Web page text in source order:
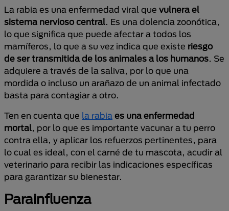
La rabia es una enfermedad viral que vulnera el
sistema nervioso central. Es una dolencia zoonótica,
lo que significa que puede afectar a todos los
mamíferos, lo que a su vez indica que existe riesgo
de ser transmitida de los animales a los humanos. Se
adquiere a través de la saliva, por lo que una
mordida o incluso un arañazo de un animal infectado
basta para contagiar a otro.
Ten en cuenta que la rabia es una enfermedad
mortal, por lo que es importante vacunar a tu perro
contra ella, y aplicar los refuerzos pertinentes, para
lo cual es ideal, con el carné de tu mascota, acudir al
veterinario para recibir las indicaciones específicas
para garantizar su bienestar.
Parainfluenza